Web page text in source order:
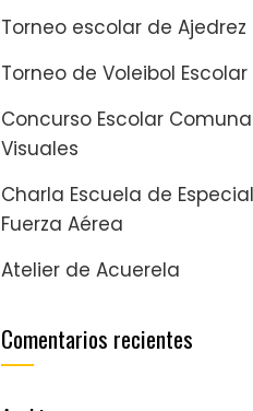
Torneo escolar de Ajedrez
Torneo de Voleibol
Concurso Escolar
Visuales
Charla Escuela de
Fuerza Aérea
Atelier de Acuerela
Comentarios recientes